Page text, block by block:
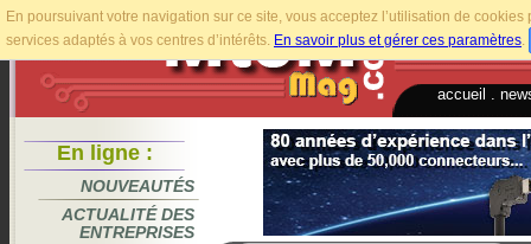
En poursuivant votre navigation sur ce site, vous acceptez l’utilisation de
services adaptés à vos centres d’intérêts. En savoir plus et gérer ces paramètres.
accueil
En ligne :
NOUVEAUTÉS
ACTUALITÉ DES
ENTREPRISES